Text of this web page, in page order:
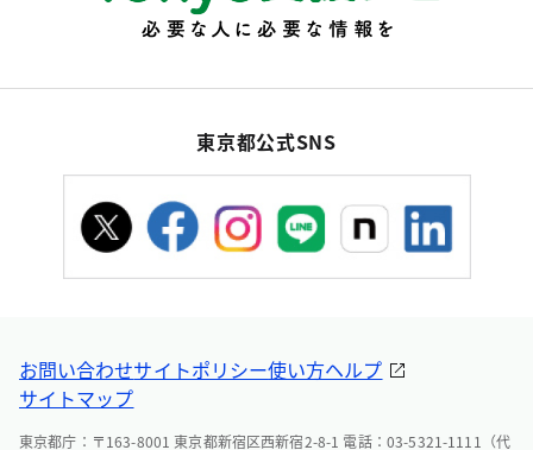
東京都公式SNS
お問い合わせサイトポリシー使い方ヘルプ
サイトマップ
東京都庁：〒163-8001 東京都新宿区西新宿2-8-1 電話：03-5321-1111（代